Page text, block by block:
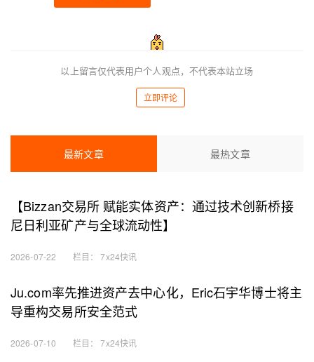
立即评论
以上留言仅代表用户个人观点，不代表本站立场
最新文章 最热文章
【Bizzan交易所 赋能实体资产：通过技术创新桥接
尼日利亚矿产与全球流动性】
2026-07-22 栏目：7x24快讯
Ju.com率先推进资产去中心化，Eric石宇华博士将主
导重构交易所安全范式
2026-07-10 栏目：7x24快讯